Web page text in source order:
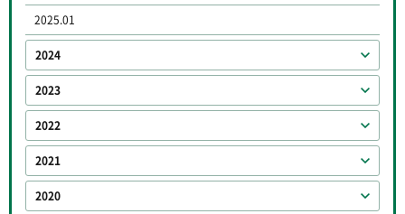
2025.01
2024
2023
2022
2021
2020